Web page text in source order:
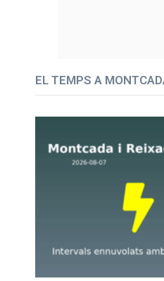
EL TEMPS A